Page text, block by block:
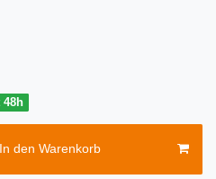
48h
In den Warenkorb